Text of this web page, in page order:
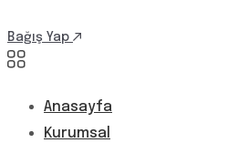
Bağış Yap
Anasayfa
Kurumsal